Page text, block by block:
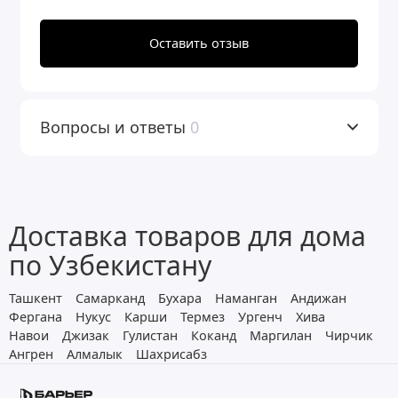
механические примеси на стадии
очистки.
Фильтрующий материал БАРЬЕР
УЛЬТРАМИКС С предназначен для
удаления из воды избыточной
Оставить отзыв
Вопросы и ответы 0
Доставка товаров для дома
по Узбекистану
Ташкент Самарканд Бухара Наманган
Андижан
Фергана
Нукус Карши Термез Ургенч
Хива
Навои
Джизак Гулистан Коканд Маргилан
Чирчик
Ангрен
Алмалык Шахрисабз